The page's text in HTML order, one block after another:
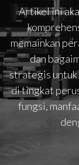
Artikel ini
memainkan
dan
strategis untuk
di tingkat
fungsi,